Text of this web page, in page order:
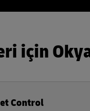
için
Control